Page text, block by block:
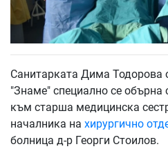
Санитарката Дима
"Знаме" специално се обърна
към старша медицинска
началника на хирургично
болница д-р Георги Стоилов.